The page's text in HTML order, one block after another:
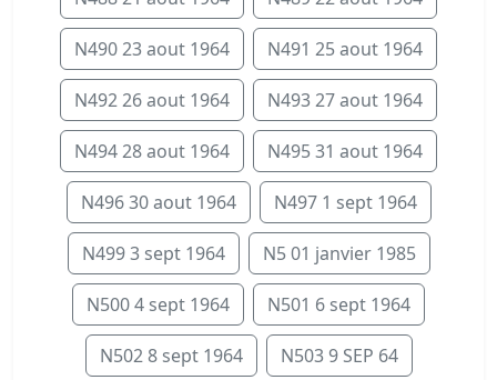
N490 23 aout 1964 N491 25 aout 1964
N492 26 aout 1964 N493 27 aout 1964
N494 28 aout 1964 N495 31 aout 1964
N496 30 aout 1964 N497 1 sept 1964
N499 3 sept 1964 N5 01 janvier 1985
N500 4 sept 1964 N501 6 sept 1964
N502 8 sept 1964 N503 9 SEP 64